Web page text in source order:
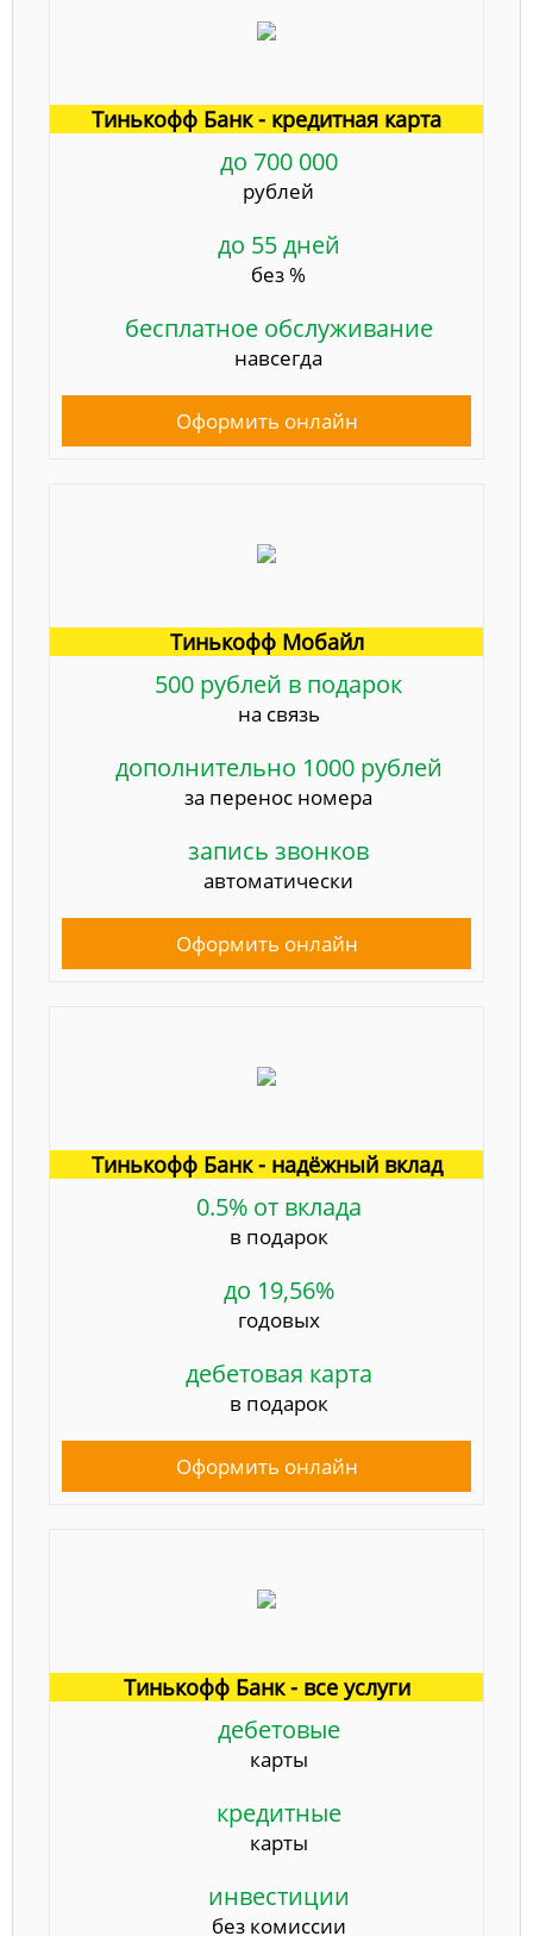
Тинькофф Банк - кредитная карта
до 700 000
рублей
до 55 дней
без %
бесплатное обслуживание
навсегда
Оформить онлайн
Тинькофф Мобайл
500 рублей в подарок
на связь
дополнительно 1000 рублей
за перенос номера
запись звонков
автоматически
Оформить онлайн
Тинькофф Банк - надёжный вклад
0.5% от вклада
в подарок
до 19,56%
годовых
дебетовая карта
в подарок
Оформить онлайн
Тинькофф Банк - все услуги
дебетовые
карты
кредитные
карты
инвестиции
без комиссии